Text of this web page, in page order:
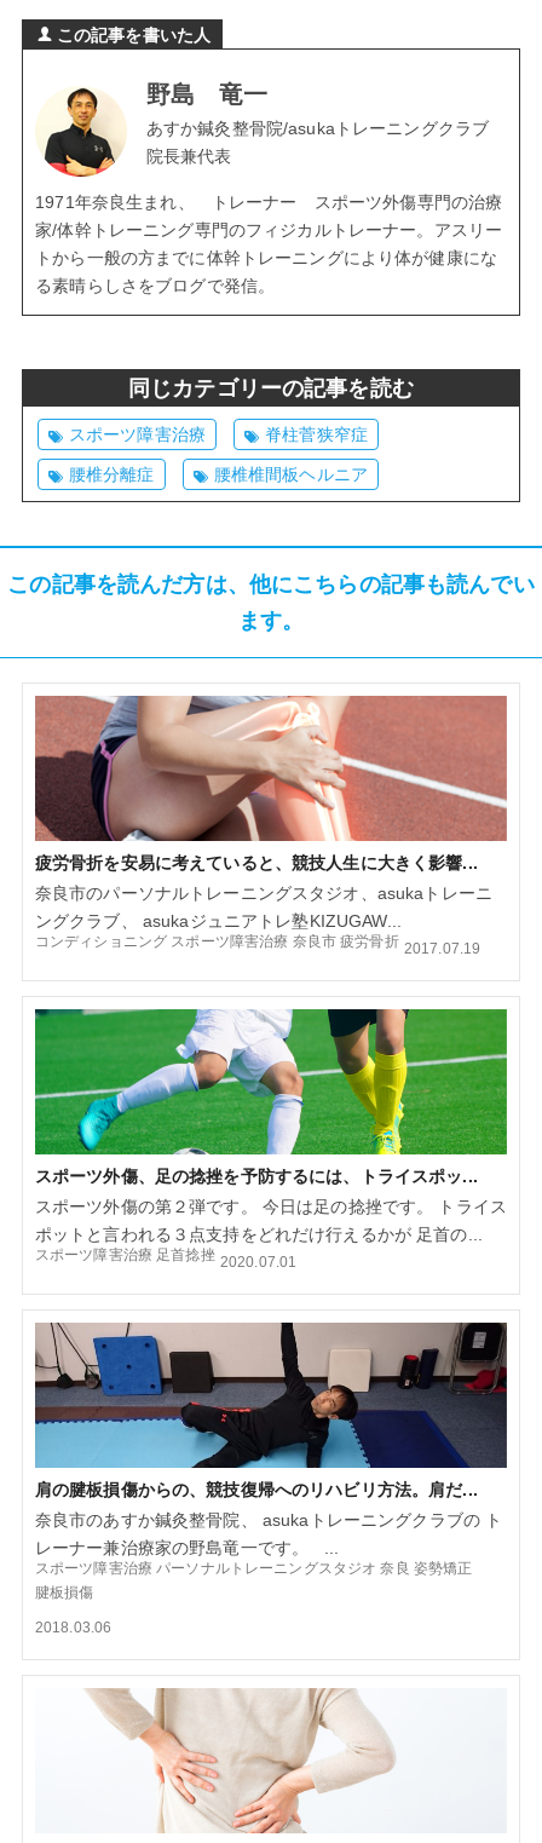
この記事を書いた人
野島 竜一
あすか鍼灸整骨院/asukaトレーニングクラブ
院長兼代表
1971年奈良生まれ、 トレーナー スポーツ外傷専門の治療
家/体幹トレーニング専門のフィジカルトレーナー。アスリー
トから一般の方までに体幹トレーニングにより体が健康にな
る素晴らしさをブログで発信。
同じカテゴリーの記事を読む
スポーツ障害治療 脊柱菅狭窄症
腰椎分離症 腰椎椎間板ヘルニア
この記事を読んだ方は、他にこちらの記事も読んでい
ます。
疲労骨折を安易に考えていると、競技人生に大きく影響...
奈良市のパーソナルトレーニングスタジオ、asukaトレーニ
ングクラブ、 asukaジュニアトレ塾KIZUGAW...
コンディショニング スポーツ障害治療 奈良市 疲労骨折 2017.07.19
スポーツ外傷、足の捻挫を予防するには、トライスポッ...
スポーツ外傷の第２弾です。 今日は足の捻挫です。 トライス
ポットと言われる３点支持をどれだけ行えるかが 足首の...
スポーツ障害治療 足首捻挫 2020.07.01
肩の腱板損傷からの、競技復帰へのリハビリ方法。肩だ...
奈良市のあすか鍼灸整骨院、 asukaトレーニングクラブの ト
レーナー兼治療家の野島竜一です。 ...
スポーツ障害治療 パーソナルトレーニングスタジオ 奈良 姿勢矯正
腱板損傷
2018.03.06